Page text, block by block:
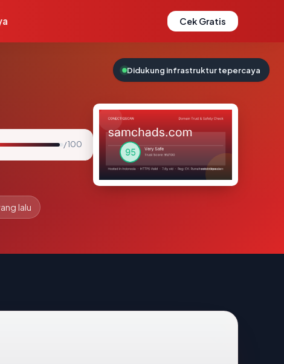
Cek Gratis
/ 100
lalu
Didukung infrastruktur tepercaya